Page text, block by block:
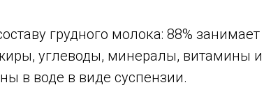
грудного молока: 88% занимает
углеводы, минералы, витамины и
в воде в виде суспензии.